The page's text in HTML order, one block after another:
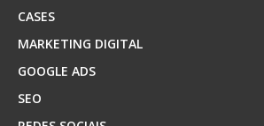
CASES
MARKETING DIGITAL
GOOGLE ADS
SEO